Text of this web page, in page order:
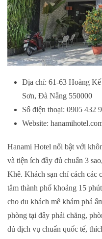
Địa chỉ: 61-63 Hoàng
Sơn, Đà Nẵng 550000
Số điện thoại: 0905 432
Website:
Hanami Hotel nổi bật với
và tiện ích đầy đủ chuẩn 3
Khê. Khách sạn chỉ cách các
tâm thành phố khoảng 15
cho du khách mê khám phá
phòng tại đây phải chăng,
đủ dịch vụ chuẩn quốc tế,